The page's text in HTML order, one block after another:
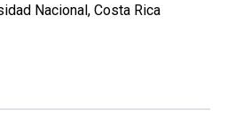
Nacional, Costa Rica